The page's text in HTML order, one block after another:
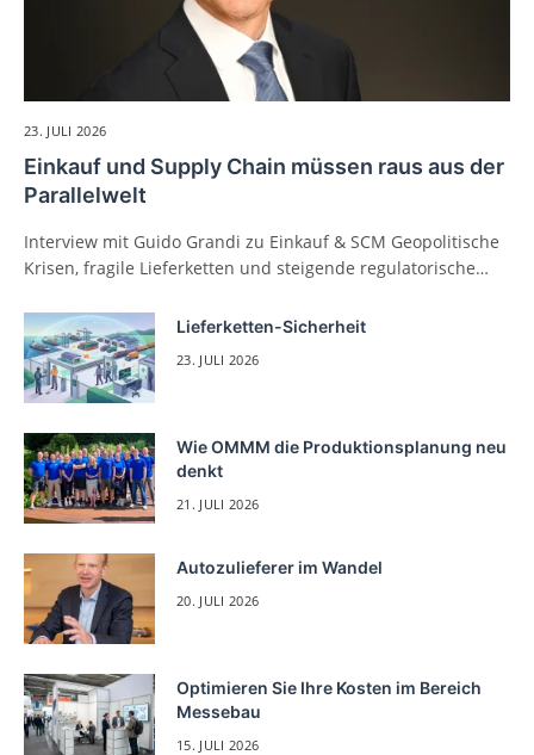
23. JULI 2026
Einkauf und Supply Chain müssen raus aus der
Parallelwelt
Interview mit Guido Grandi zu Einkauf & SCM Geopolitische
Krisen, fragile Lieferketten und steigende regulatorische…
Lieferketten-Sicherheit
23. JULI 2026
Wie OMMM die Produktionsplanung neu
denkt
21. JULI 2026
Autozulieferer im Wandel
20. JULI 2026
Optimieren Sie Ihre Kosten im Bereich
Messebau
15. JULI 2026